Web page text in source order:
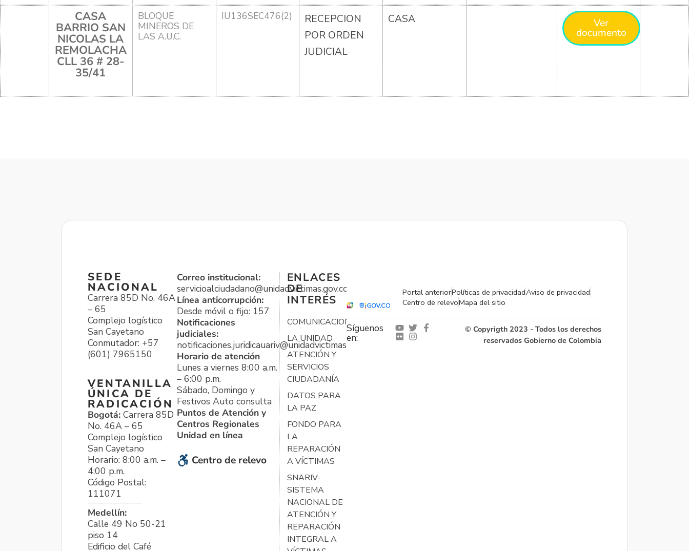
CASA
BARRIO SAN
NICOLAS LA
REMOLACHA
CLL 36 # 28-
35/41
BLOQUE
MINEROS DE
LAS A.U.C.
IU136SEC476(2)
RECEPCION
POR ORDEN
JUDICIAL
CASA Ver
documento
SEDE
NACIONAL
Carrera 85D No. 46A
– 65
Complejo logístico
San Cayetano
Conmutador: +57
(601) 7965150
VENTANILLA
ÚNICA DE
RADICACIÓN
Bogotá: Carrera 85D
No. 46A – 65
Complejo logístico
San Cayetano
Horario: 8:00 a.m. –
4:00 p.m.
Código Postal:
111071
Medellín:
Calle 49 No 50-21
piso 14
Edificio del Café
Correo institucional:
servicioalciudadano@unidadvictimas.gov.co
Línea anticorrupción:
Desde móvil o fijo: 157
Notificaciones
judiciales:
notificaciones.juridicauariv@unidadvictimas.gov.co
Horario de atención
Lunes a viernes 8:00 a.m.
– 6:00 p.m.
Sábado, Domingo y
Festivos Auto consulta
Puntos de Atención y
Centros Regionales
Unidad en línea
Centro de relevo
ENLACES
DE
INTERÉS
COMUNICACIONES
LA UNIDAD
ATENCIÓN Y
SERVICIOS
CIUDADANÍA
DATOS PARA
LA PAZ
FONDO PARA
LA
REPARACIÓN
A VÍCTIMAS
SNARIV-
SISTEMA
NACIONAL DE
ATENCIÓN Y
REPARACIÓN
INTEGRAL A
Portal anteriorPolíticas de privacidadAviso de privacidad
Centro de relevoMapa del sitio
Síguenos
en:
© Copyrigth 2023 - Todos los derechos
reservados Gobierno de Colombia